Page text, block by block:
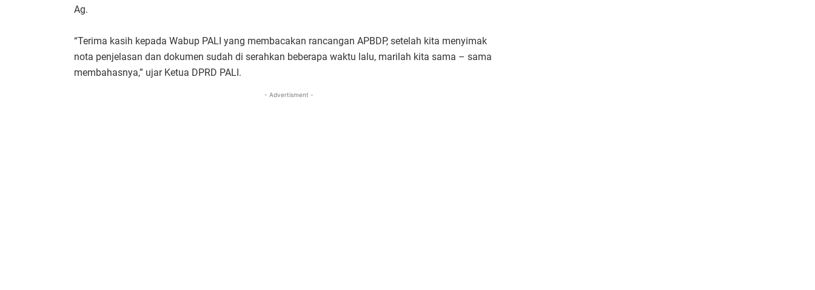
Ag.
“Terima kasih kepada Wabup PALI yang membacakan rancangan APBDP, setelah kita menyimak
nota penjelasan dan dokumen sudah di serahkan beberapa waktu lalu, marilah kita sama – sama
membahasnya,” ujar Ketua DPRD PALI.
- Advertisment -